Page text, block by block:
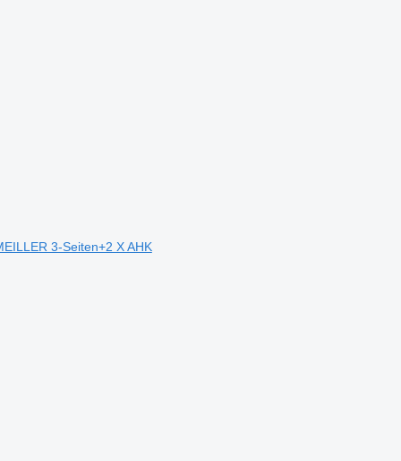
3-Seiten+2 X AHK